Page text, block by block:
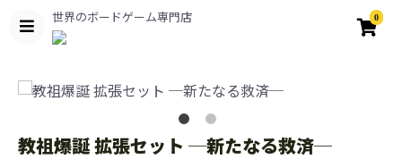
世界のボードゲーム専門店 0
教祖爆誕 拡張セット ─新たなる救済─